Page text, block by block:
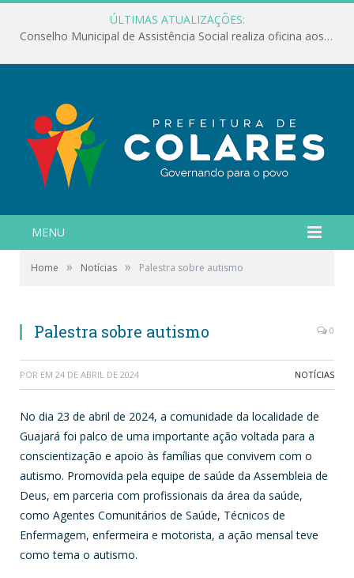
ÚLTIMAS ATUALIZAÇÕES:
Conselho Municipal de Assistência Social realiza oficina aos servidores
MENU
Home » Notícias » Palestra sobre autismo
Palestra sobre autismo 0
POR EM 24 DE ABRIL DE 2024 NOTÍCIAS
No dia 23 de abril de 2024, a comunidade da localidade de
Guajará foi palco de uma importante ação voltada para a
conscientização e apoio às famílias que convivem com o
autismo. Promovida pela equipe de saúde da Assembleia de
Deus, em parceria com profissionais da área da saúde,
como Agentes Comunitários de Saúde, Técnicos de
Enfermagem, enfermeira e motorista, a ação mensal teve
como tema o autismo.